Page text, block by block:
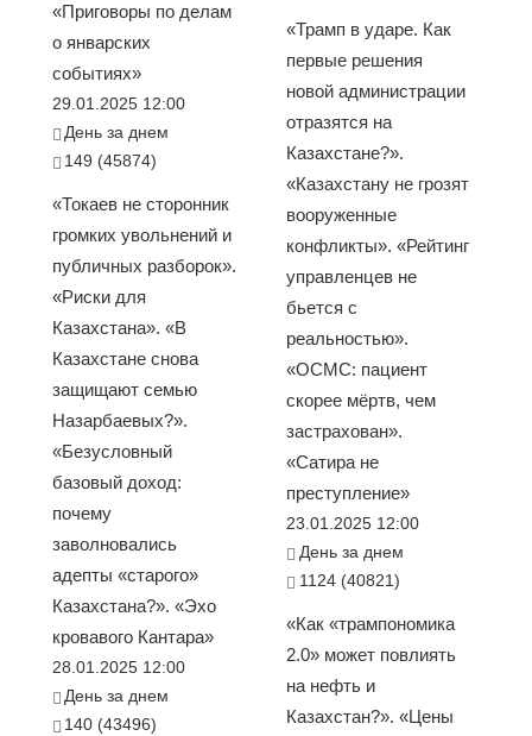
«Приговоры по делам
о январских
событиях»
29.01.2025 12:00
День за днем
149 (45874)
«Токаев не сторонник
громких увольнений и
публичных разборок».
«Риски для
Казахстана». «В
Казахстане снова
защищают семью
Назарбаевых?».
«Безусловный
базовый доход:
почему
заволновались
адепты «старого»
Казахстана?». «Эхо
кровавого Кантара»
28.01.2025 12:00
День за днем
140 (43496)
«Трамп в ударе. Как
первые решения
новой администрации
отразятся на
Казахстане?».
«Казахстану не грозят
вооруженные
конфликты». «Рейтинг
управленцев не
бьется с
реальностью».
«ОСМС: пациент
скорее мёртв, чем
застрахован».
«Сатира не
преступление»
23.01.2025 12:00
День за днем
1124 (40821)
«Как «трампономика
2.0» может повлиять
на нефть и
Казахстан?». «Цены